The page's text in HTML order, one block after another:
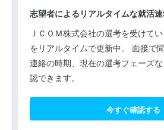
志望者によるリアルタイムな就活
ＪＣＯＭ株式会社の選考を受けて
をリアルタイムで更新中。 面接で
連絡の時期、現在の選考フェーズ
認できます。
今すぐ確認する